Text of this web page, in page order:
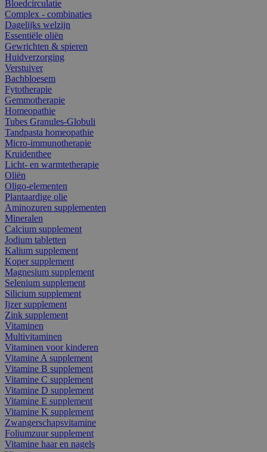
Bloedcirculatie
Complex - combinaties
Dagelijks welzijn
Essentiële oliën
Gewrichten & spieren
Huidverzorging
Verstuiver
Bachbloesem
Fytotherapie
Gemmotherapie
Homeopathie
Tubes Granules-Globuli
Tandpasta homeopathie
Micro-immunotherapie
Kruidenthee
Licht- en warmtetherapie
Oliën
Oligo-elementen
Plantaardige olie
Aminozuren supplementen
Mineralen
Calcium supplement
Jodium tabletten
Kalium supplement
Koper supplement
Magnesium supplement
Selenium supplement
Silicium supplement
Ijzer supplement
Zink supplement
Vitaminen
Multivitaminen
Vitaminen voor kinderen
Vitamine A supplement
Vitamine B supplement
Vitamine C supplement
Vitamine D supplement
Vitamine E supplement
Vitamine K supplement
Zwangerschapsvitamine
Foliumzuur supplement
Vitamine haar en nagels